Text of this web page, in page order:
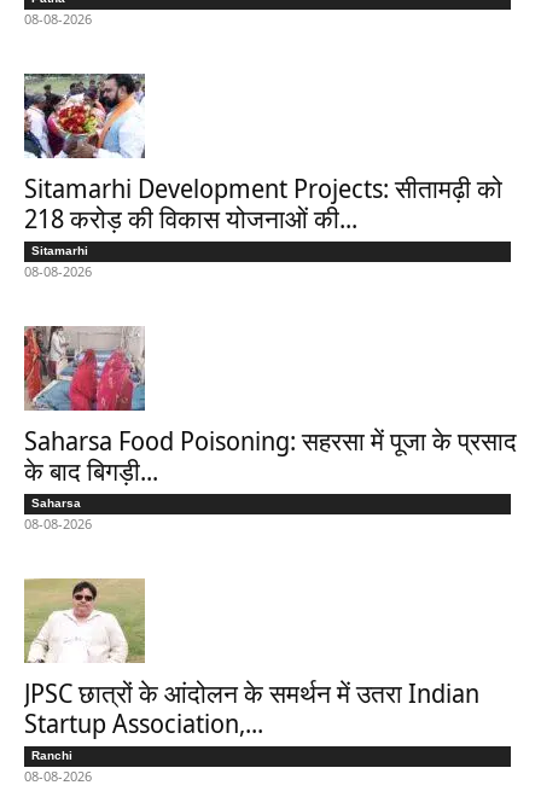
08-08-2026
Sitamarhi Development Projects: सीतामढ़ी को
218 करोड़ की विकास योजनाओं की...
Sitamarhi
08-08-2026
Saharsa Food Poisoning: सहरसा में पूजा के प्रसाद
के बाद बिगड़ी...
Saharsa
08-08-2026
JPSC छात्रों के आंदोलन के समर्थन में उतरा Indian
Startup Association,...
Ranchi
08-08-2026